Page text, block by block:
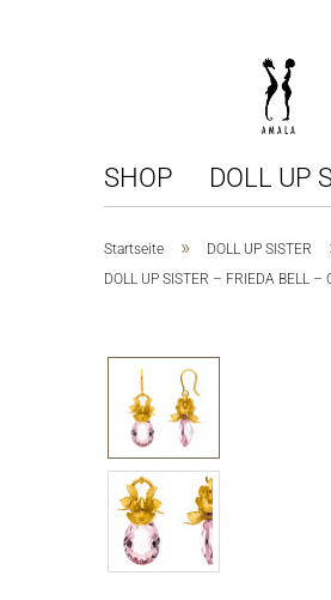
SHOP DOLL UP
Startseite » DOLL UP SISTER
DOLL UP SISTER – FRIEDA